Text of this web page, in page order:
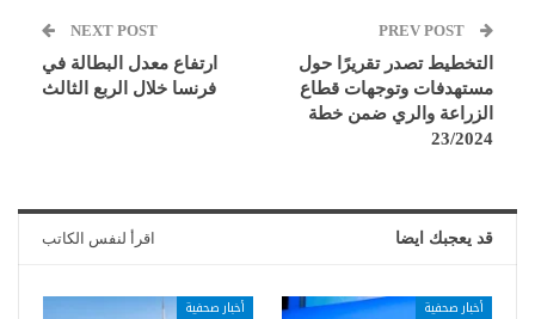
التخطيط تصدر تقريرًا حول
مستهدفات وتوجهات قطاع
الزراعة والري ضمن خطة
23/2024
NEXT POST
ارتفاع معدل البطالة في
فرنسا خلال الربع الثالث
قد يعجبك ايضا اقرأ لنفس الكاتب
أخبار صحفية أخبار صحفية